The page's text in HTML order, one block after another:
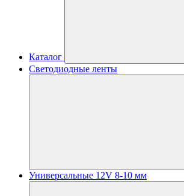
Каталог
Светодиодные ленты
Универсальные 12V 8-10 мм